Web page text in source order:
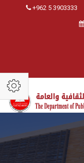
+962 5 3903333